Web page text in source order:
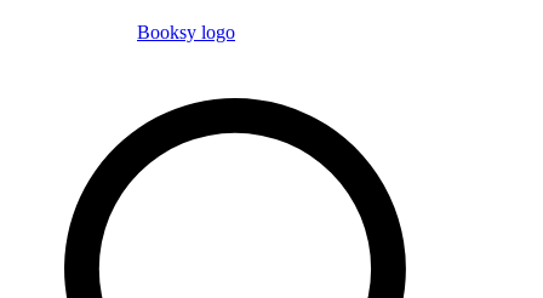
Booksy logo